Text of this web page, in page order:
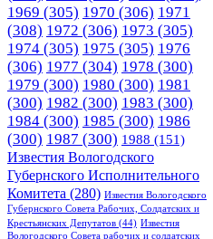
1969 (305) 1970 (306) 1971
(308) 1972 (306) 1973 (305)
1974 (305) 1975 (305) 1976
(306) 1977 (304) 1978 (300)
1979 (300) 1980 (300) 1981
(300) 1982 (300) 1983 (300)
1984 (300) 1985 (300) 1986
(300) 1987 (300) 1988 (151)
Известия Вологодского
Губернского Исполнительного
Комитета (280) Известия Вологодского
Губернского Совета Рабочих, Солдатских и
Крестьянских Депутатов (44) Известия
Вологодского Совета рабочих и солдатских